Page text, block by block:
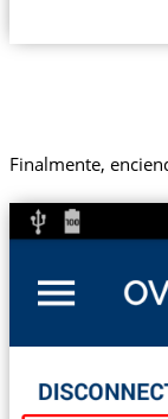
Finalmente,